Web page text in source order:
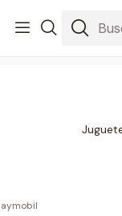
🚐 Envíos